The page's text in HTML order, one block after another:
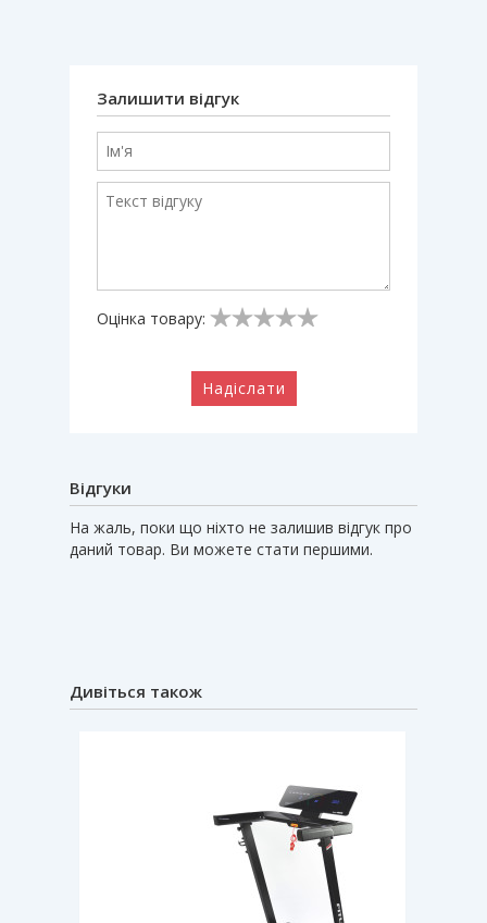
Залишити відгук
Оцінка товару:
Надіслати
Відгуки
На жаль, поки що ніхто не залишив відгук про
даний товар. Ви можете стати першими.
Дивіться також